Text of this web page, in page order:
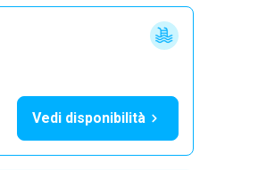
Vedi disponibilità